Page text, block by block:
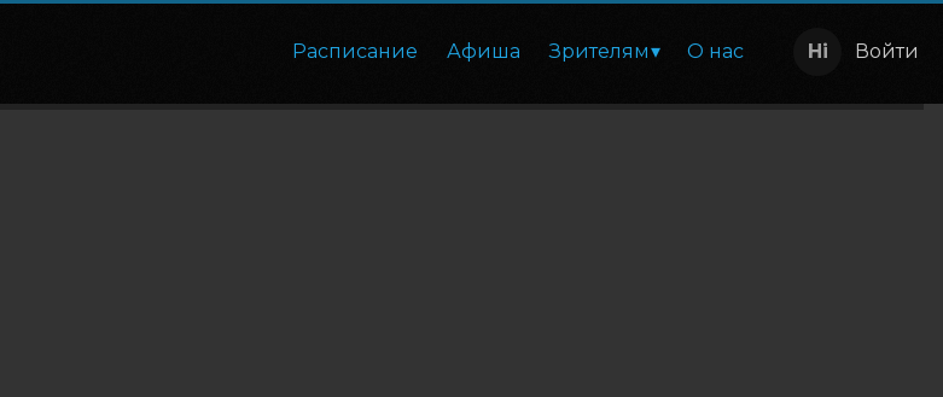
Расписание Афиша Зрителям О нас Войти